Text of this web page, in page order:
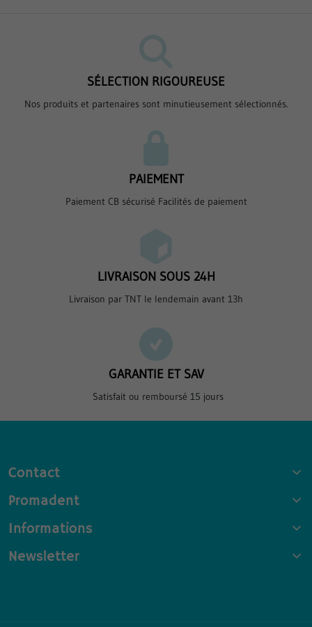
SÉLECTION RIGOUREUSE
Nos produits et partenaires sont minutieusement sélectionnés.
PAIEMENT
Paiement CB sécurisé Facilités de paiement
LIVRAISON SOUS 24H
Livraison par TNT le lendemain avant 13h
GARANTIE ET SAV
Satisfait ou remboursé 15 jours
Contact
Promadent
Informations
Newsletter